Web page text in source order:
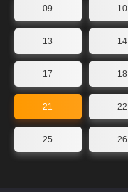
09 10
13 14
17 18
21 22
25 26